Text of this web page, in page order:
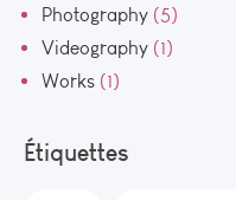
Photography (5)
Videography (1)
Works (1)
Étiquettes